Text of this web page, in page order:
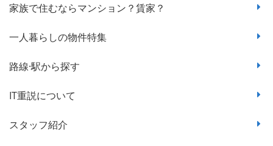
家族で住むならマンション？賃家？
一人暮らしの物件特集
路線·駅から探す
IT重説について
スタッフ紹介